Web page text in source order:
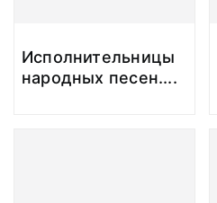
Исполнительницы
народных песен....